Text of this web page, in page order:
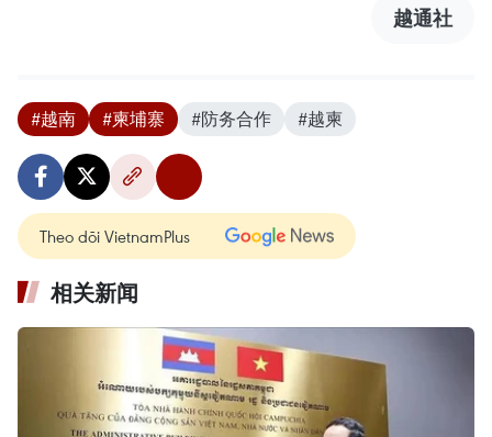
越通社
#越南 #柬埔寨 #防务合作 #越柬
Theo dõi VietnamPlus
相关新闻